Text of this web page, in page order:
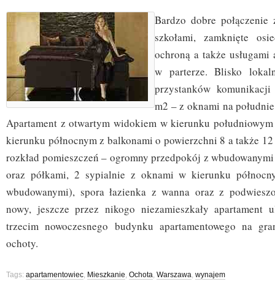
Bardzo dobre
szkołami, zamknięte
ochroną a także
w parterze. Blisko
przystanków
m2 – z oknami na
Apartament z otwartym widokiem w kierunku
kierunku północnym z balkonami o powierzchni 8 a także
rozkład pomieszczeń – ogromny przedpokój z
oraz półkami, 2 sypialnie z oknami w kierunku
wbudowanymi), spora łazienka z wanna oraz z
nowy, jeszcze przez nikogo niezamieszkały apartament
trzecim nowoczesnego budynku apartamentowego na
ochoty.
Tags: apartamentowiec, Mieszkanie, Ochota, Warszawa, wynajem